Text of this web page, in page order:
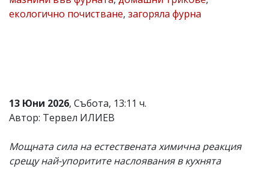
Коментарите
редакцията
не
носи
за
тях!
Ако
екологично почистване, загоряла фурна
13 Юни 2026, Събота, 13:11 ч.
Автор: Тервел ИЛИЕВ
Мощната сила на естествената химична реакция
срещу най-упоритите наслоявания в кухнята